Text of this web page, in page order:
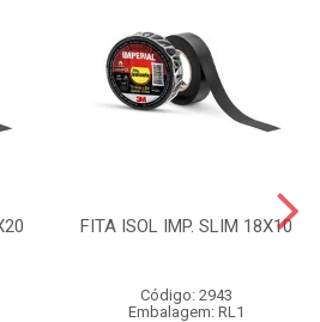
FITA ISOL IMP. SLIM 18X10
Código: 2943
Embalagem: RL1